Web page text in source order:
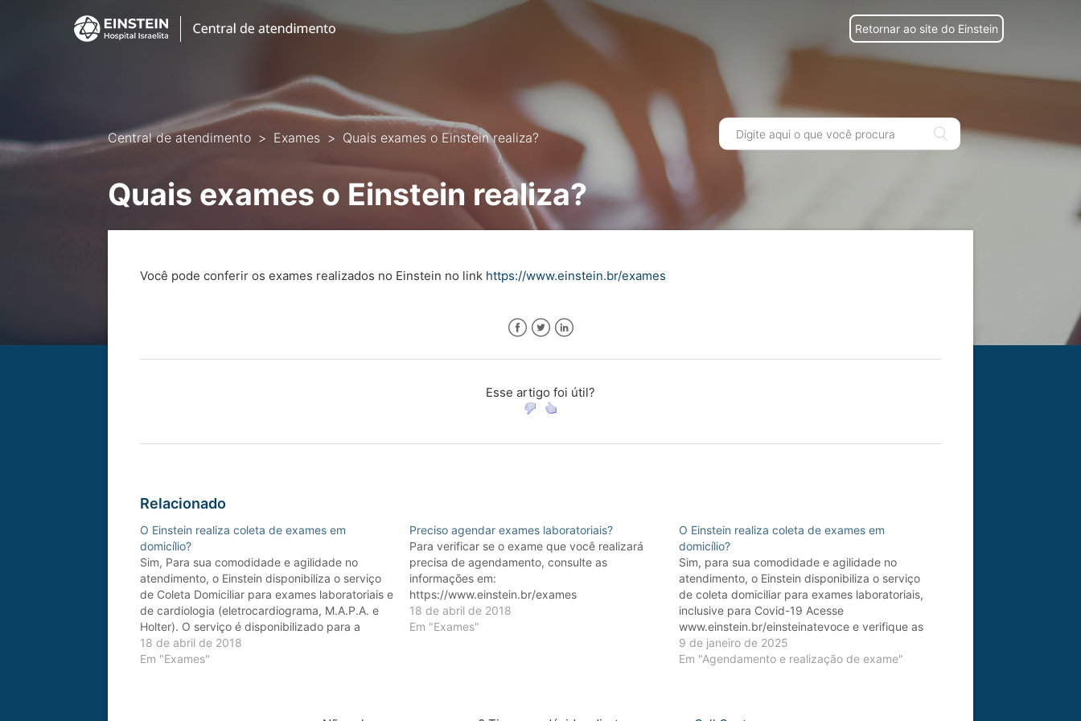
Retornar ao site do Einstein
Central de atendimento Exames Quais exames o Einstein realiza?
Quais exames o Einstein realiza?
Você pode conferir os exames realizados no Einstein no link https://www.einstein.br/exames
Esse artigo foi útil?
Relacionado
O Einstein realiza coleta de exames em
domicílio?
Sim, Para sua comodidade e agilidade no
atendimento, o Einstein disponibiliza o serviço
de Coleta Domiciliar para exames laboratoriais e
de cardiologia (eletrocardiograma, M.A.P.A. e
Holter). O serviço é disponibilizado para a
Grande São Paulo, também na Baixada Santista
e outras localidades*. Para mais informações
18 de abril de 2018
Em "Exames"
Preciso agendar exames laboratoriais?
Para verificar se o exame que você realizará
precisa de agendamento, consulte as
informações em:
https://www.einstein.br/exames
18 de abril de 2018
Em "Exames"
O Einstein realiza coleta de exames em
domicílio?
Sim, para sua comodidade e agilidade no
atendimento, o Einstein disponibiliza o serviço
de coleta domiciliar para exames laboratoriais,
inclusive para Covid-19 Acesse
www.einstein.br/einsteinatevoce e verifique as
regiões que o serviço está disponível. Para mais
informações entre em contato pelo
9 de janeiro de 2025
Em "Agendamento e realização de exame"